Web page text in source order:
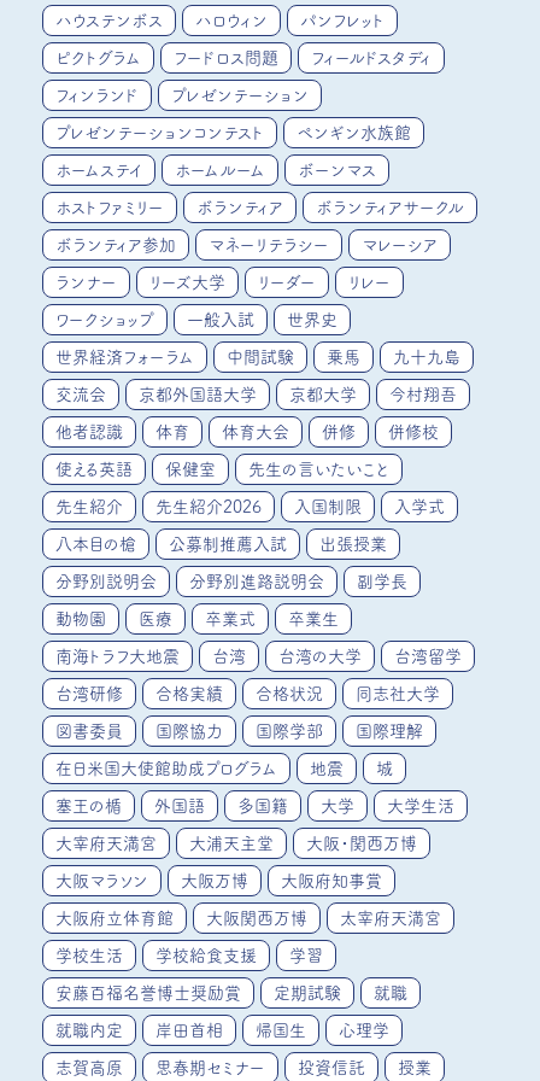
ハウステンボス ハロウィン パンフレット
ピクトグラム フードロス問題 フィールドスタディ
フィンランド プレゼンテーション
プレゼンテーションコンテスト ペンギン水族館
ホームステイ ホームルーム ボーンマス
ホストファミリー ボランティア ボランティアサークル
ボランティア参加 マネーリテラシー マレーシア
ランナー リーズ大学 リーダー リレー
ワークショップ 一般入試 世界史
世界経済フォーラム 中間試験 乗馬 九十九島
交流会 京都外国語大学 京都大学 今村翔吾
他者認識 体育 体育大会 併修 併修校
使える英語 保健室 先生の言いたいこと
先生紹介 先生紹介2026 入国制限 入学式
八本目の槍 公募制推薦入試 出張授業
分野別説明会 分野別進路説明会 副学長
動物園 医療 卒業式 卒業生
南海トラフ大地震 台湾 台湾の大学 台湾留学
台湾研修 合格実績 合格状況 同志社大学
図書委員 国際協力 国際学部 国際理解
在日米国大使館助成プログラム 地震 城
塞王の楯 外国語 多国籍 大学 大学生活
大宰府天満宮 大浦天主堂 大阪・関西万博
大阪マラソン 大阪万博 大阪府知事賞
大阪府立体育館 大阪関西万博 太宰府天満宮
学校生活 学校給食支援 学習
安藤百福名誉博士奨励賞 定期試験 就職
就職内定 岸田首相 帰国生 心理学
志賀高原 思春期セミナー 投資信託 授業